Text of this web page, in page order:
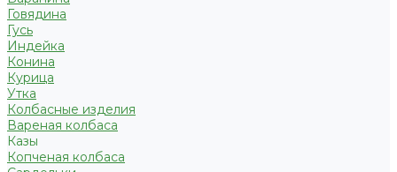
Говядина
Гусь
Индейка
Конина
Курица
Утка
Колбасные изделия
Вареная колбаса
Казы
Копченая колбаса